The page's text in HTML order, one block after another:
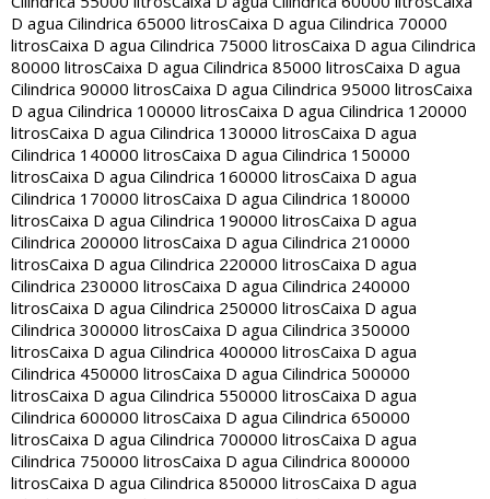
D agua Cilindrica 65000 litrosCaixa D agua Cilindrica 70000
litrosCaixa D agua Cilindrica 75000 litrosCaixa D agua Cilindrica
80000 litrosCaixa D agua Cilindrica 85000 litrosCaixa D agua
Cilindrica 90000 litrosCaixa D agua Cilindrica 95000 litrosCaixa
D agua Cilindrica 100000 litrosCaixa D agua Cilindrica 120000
litrosCaixa D agua Cilindrica 130000 litrosCaixa D agua
Cilindrica 140000 litrosCaixa D agua Cilindrica 150000
litrosCaixa D agua Cilindrica 160000 litrosCaixa D agua
Cilindrica 170000 litrosCaixa D agua Cilindrica 180000
litrosCaixa D agua Cilindrica 190000 litrosCaixa D agua
Cilindrica 200000 litrosCaixa D agua Cilindrica 210000
litrosCaixa D agua Cilindrica 220000 litrosCaixa D agua
Cilindrica 230000 litrosCaixa D agua Cilindrica 240000
litrosCaixa D agua Cilindrica 250000 litrosCaixa D agua
Cilindrica 300000 litrosCaixa D agua Cilindrica 350000
litrosCaixa D agua Cilindrica 400000 litrosCaixa D agua
Cilindrica 450000 litrosCaixa D agua Cilindrica 500000
litrosCaixa D agua Cilindrica 550000 litrosCaixa D agua
Cilindrica 600000 litrosCaixa D agua Cilindrica 650000
litrosCaixa D agua Cilindrica 700000 litrosCaixa D agua
Cilindrica 750000 litrosCaixa D agua Cilindrica 800000
litrosCaixa D agua Cilindrica 850000 litrosCaixa D agua